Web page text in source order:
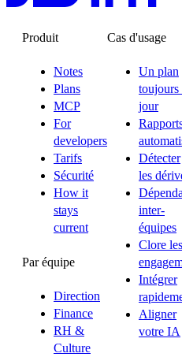
Produit
Notes
Plans
MCP
For
developers
Tarifs
Sécurité
How it
stays
current
Par équipe
Direction
Finance
RH &
Culture
Cas d'usage
Un plan
toujours
jour
Détecter
les
inter-
équipes
Clore les
Intégrer
Aligner
votre IA